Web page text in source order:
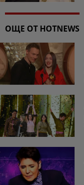
ОЩЕ ОТ HOTNEWS